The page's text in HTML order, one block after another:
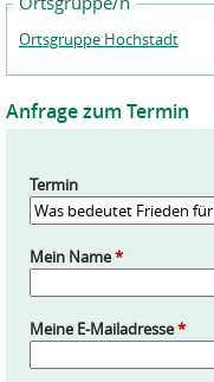
Ortsgruppe Hochstadt
Anfrage zum Termin
Termin
Mein Name*
Meine E-Mailadresse*